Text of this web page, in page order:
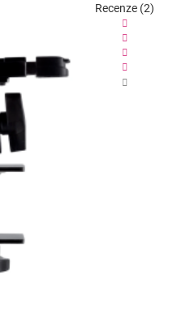
Recenze (2)